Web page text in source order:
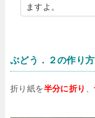
ますよ。
ぶどう．２の作り
折り紙を半分に折り 、